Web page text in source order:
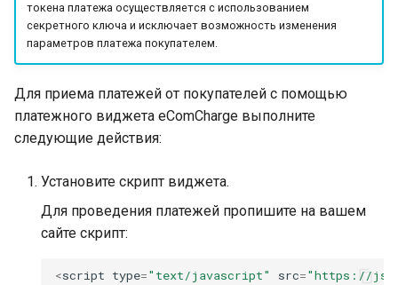
токена платежа осуществляется с использованием
секретного ключа и исключает возможность изменения
параметров платежа покупателем.
Для приема платежей от покупателей с помощью
платежного виджета eComCharge выполните
следующие действия:
Установите скрипт виджета.
Для проведения платежей пропишите на вашем
сайте скрипт:
<script type="text/javascript" src="https://